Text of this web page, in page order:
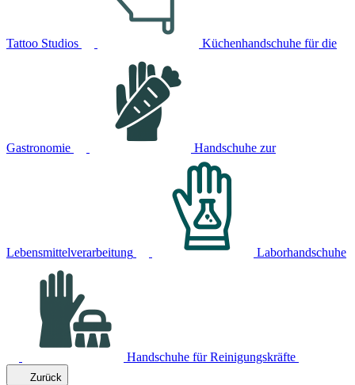
Tattoo Studios Küchenhandschuhe für die
Gastronomie Handschuhe zur
Lebensmittelverarbeitung Laborhandschuhe
Handschuhe für Reinigungskräfte
Zurück